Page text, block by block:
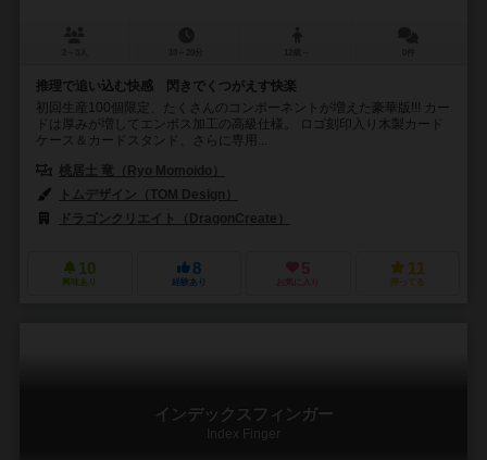
推理で追い込む快感 閃きでくつがえす快楽
初回生産100個限定、たくさんのコンポーネントが増えた豪華版!!! カー
ドは厚みが増してエンボス加工の高級仕様。 ロゴ刻印入り木製カード
ケース＆カードスタンド、さらに専用...
桃居土 竜（Ryo Momoido）
トムデザイン（TOM Design）
ドラゴンクリエイト（DragonCreate）
10
興味あり
8
経験あり
5
お気に入り
11
持ってる
インデックスフィンガー
Index Finger